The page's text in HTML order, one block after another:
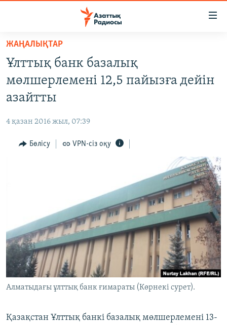
Skip
main
content
to
main
ЖАҢАЛЫҚТАР
AZATTYQTV
АДАМ ҚҰҚЫҚТАРЫ
ӘЛЕУМЕТ
ЖАЗЫЛЫҢЫЗ
Басқа тілдерде
ЖАҢАЛЫҚТАР
Ұлттық банк базалық
мөлшерлемені 12,5 пайызға дейін
азайтты
4 қазан 2016 жыл, 07:39
Бөлісу VPN-сіз оқу
Алматыдағы ұлттық банк ғимараты (Көрнекі сурет).
Қазақстан Ұлттық банкі базалық мөлшерлемені 13-